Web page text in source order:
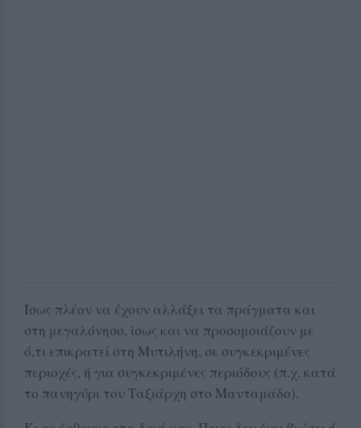
Ίσως πλέον να έχουν αλλάξει τα πράγματα και
στη μεγαλόνησο, ίσως και να προσομοιάζουν με
ό,τι επικρατεί στη Μυτιλήνη, σε συγκεκριμένες
περιοχές, ή για συγκεκριμένες περιόδους (π.χ. κατά
το πανηγύρι του Ταξιάρχη στο Μανταμάδο).